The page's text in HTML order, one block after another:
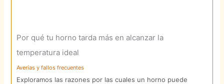
Por qué tu horno tarda más en alcanzar la
temperatura ideal
Averías y fallos frecuentes
Exploramos las razones por las cuales un horno puede